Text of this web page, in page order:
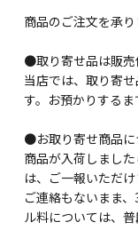
商品のご注文を承
●取り寄せ品は販売
当店では、取り寄
す。お預かりする
●お取り寄せ商品に
商品が入荷しまし
は、ご一報いただけ
ご連絡もないまま
ル料については、